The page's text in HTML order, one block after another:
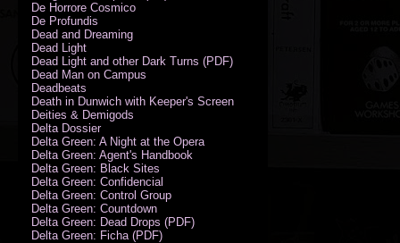
De Horrore Cosmico
De Profundis
Dead and Dreaming
Dead Light
Dead Light and other Dark Turns (PDF)
Dead Man on Campus
Deadbeats
Death in Dunwich with Keeper's Screen
Deities & Demigods
Delta Dossier
Delta Green: A Night at the Opera
Delta Green: Agent's Handbook
Delta Green: Black Sites
Delta Green: Confidencial
Delta Green: Control Group
Delta Green: Countdown
Delta Green: Dead Drops (PDF)
Delta Green: Ficha (PDF)